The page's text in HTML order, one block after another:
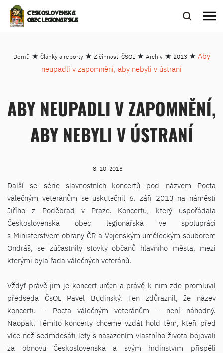
ČESKOSLOVENSKÁ
OBEC LEGIONÁŘSKÁ
menu
Domů ★ Články a reporty★ Z činnosti ČSOL★ Archiv★ 2013 ★ Aby
neupadli v zapomnění, aby nebyli v ústraní
ABY NEUPADLI V ZAPOMNĚNÍ,
ABY NEBYLI V ÚSTRANÍ
8. 10. 2013
Další se série slavnostních koncertů pod názvem Pocta
válečným veteránům se uskutečnil 6. září 2013 na náměstí
Jiřího z Poděbrad v Praze. Koncertu, který uspořádala
Československá obec legionářská ve spolupráci
s Ministerstvem obrany ČR a Vojenským uměleckým souborem
Ondráš, se zúčastnily stovky občanů hlavního města, mezi
kterými byla řada válečných veteránů.
Vždyť právě jim je koncert určen a právě k nim zde promluvil
předseda ČsOL Pavel Budinský. Ten zdůraznil, že název
koncertu – Pocta válečným veteránům – není náhodný.
Naopak. Těmito koncerty chceme vzdát hold těm, kteří před
více než sedmdesáti lety s nasazením vlastního života bojovali
za obnovu Československa a svým hrdinstvím přispěli